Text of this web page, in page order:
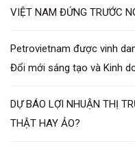
VIỆT NAM ĐỨNG TRƯỚC
Petrovietnam được vinh
Đổi mới sáng tạo và Kinh
DỰ BÁO LỢI NHUẬN THỊ
THẬT HAY ẢO?